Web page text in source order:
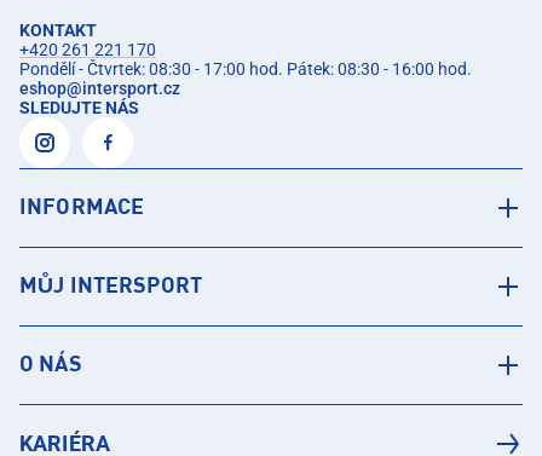
KONTAKT
+420 261 221 170
Pondělí - Čtvrtek: 08:30 - 17:00 hod. Pátek: 08:30 - 16:00 hod.
eshop@intersport.cz
SLEDUJTE NÁS
INFORMACE
MŮJ INTERSPORT
O NÁS
KARIÉRA